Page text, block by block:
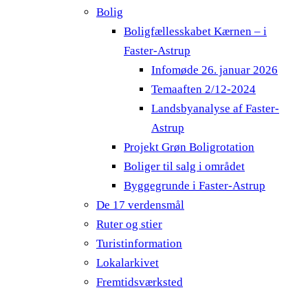
Bolig
Boligfællesskabet Kærnen – i
Faster-Astrup
Infomøde 26. januar 2026
Temaaften 2/12-2024
Landsbyanalyse af Faster-
Astrup
Projekt Grøn Boligrotation
Boliger til salg i området
Byggegrunde i Faster-Astrup
De 17 verdensmål
Ruter og stier
Turistinformation
Lokalarkivet
Fremtidsværksted